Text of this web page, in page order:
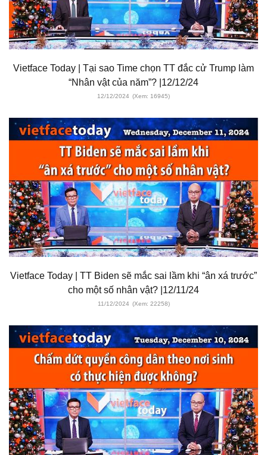
Vietface Today | Tại sao Time chọn TT đắc cử Trump làm
“Nhân vật của năm”? |12/12/24
12/12/2024 (Xem: 16945)
Vietface Today | TT Biden sẽ mắc sai lầm khi “ân xá trước”
cho một số nhân vật? |12/11/24
11/12/2024 (Xem: 22258)